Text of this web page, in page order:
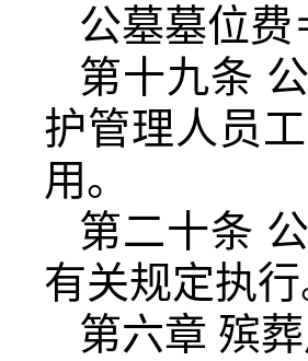
公墓墓位费
第十九条
护管理人员
用。
第二十条
有关规定执行
第六章 殡